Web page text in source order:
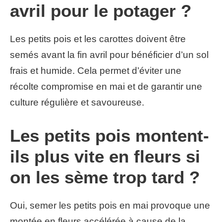
avril pour le potager ?
Les petits pois et les carottes doivent être
semés avant la fin avril pour bénéficier d’un sol
frais et humide. Cela permet d’éviter une
récolte compromise en mai et de garantir une
culture régulière et savoureuse.
Les petits pois montent-
ils plus vite en fleurs si
on les sème trop tard ?
Oui, semer les petits pois en mai provoque une